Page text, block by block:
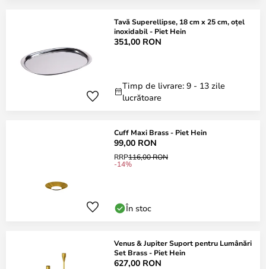
Tavă Superellipse, 18 cm x 25 cm, oțel
inoxidabil - Piet Hein
351,00 RON
Timp de livrare: 9 - 13 zile
lucrătoare
Cuff Maxi Brass - Piet Hein
99,00 RON
RRP116,00 RON
-14%
În stoc
Venus & Jupiter Suport pentru Lumânări
Set Brass - Piet Hein
627,00 RON